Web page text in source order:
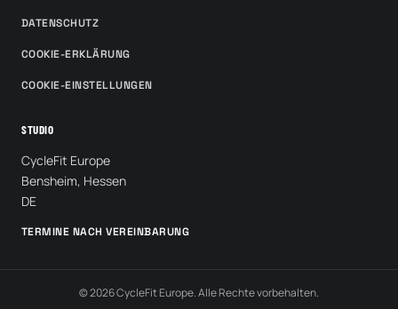
DATENSCHUTZ
COOKIE-ERKLÄRUNG
COOKIE-EINSTELLUNGEN
STUDIO
CycleFit Europe
Bensheim, Hessen
DE
TERMINE NACH VEREINBARUNG
© 2026 CycleFit Europe. Alle Rechte vorbehalten.